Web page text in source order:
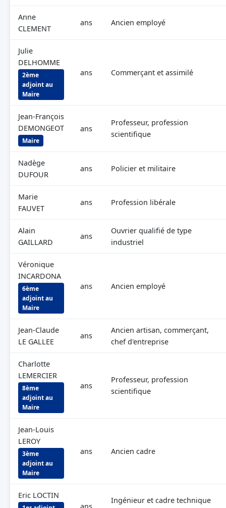
Anne
CLEMENT
ans Ancien employé
Julie
DELHOMME
2ème
adjoint au
Maire
ans Commerçant et assimilé
Jean-François
DEMONGEOT
Maire
ans
Professeur, profession
scientifique
Nadège
DUFOUR
ans Policier et militaire
Marie
FAUVET
ans Profession libérale
Alain
GAILLARD
ans
Ouvrier qualifié de type
industriel
Véronique
INCARDONA
6ème
adjoint au
Maire
ans Ancien employé
Jean-Claude
LE GALLEE
ans
Ancien artisan, commerçant,
chef d'entreprise
Charlotte
LEMERCIER
8ème
adjoint au
Maire
ans
Professeur, profession
scientifique
Jean-Louis
LEROY
3ème
adjoint au
Maire
ans Ancien cadre
Eric LOCTIN
Ingénieur et cadre technique